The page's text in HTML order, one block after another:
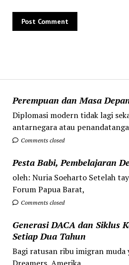
Perempuan dan Masa
Diplomasi modern tidak lagi
antarnegara atau
Comments closed
Pesta Babi, Pembelajaran
oleh: Nuria Soeharto Setelah
Forum Papua Barat,
Comments closed
Generasi DACA dan Siklus
Setiap Dua Tahun
Bagi ratusan ribu imigran muda
Dreamers, Amerika